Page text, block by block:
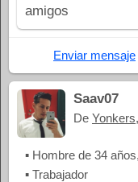
amigos
Enviar mensaje
Saav07
De Yonkers,
▪ Hombre de 34
▪ Trabajador